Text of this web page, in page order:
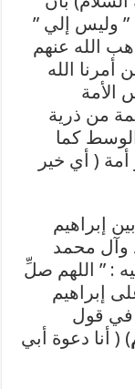
” وليس إلي ”
الله عنهم
الله
الأمة
من ذرية
كما
( أي خير
إبراهيم
وآل محمد
: ” اللهم صلِّ
إبراهيم
في قول
) ( أنا دعوة أبي